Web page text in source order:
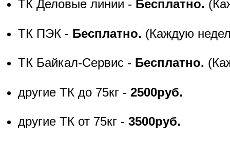
ТК Деловые линии - Бесплатно.
ТК ПЭК - Бесплатно. (Каждую
ТК Байкал-Сервис - Бесплатно.
другие ТК до 75кг - 2500руб.
другие ТК от 75кг - 3500руб.